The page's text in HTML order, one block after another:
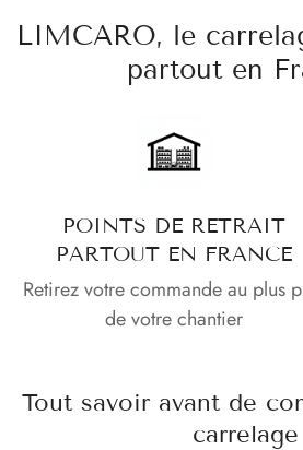
LIMCARO, le
partout en
POINTS DE RETRAIT
PARTOUT EN FRANCE
Retirez votre commande au plus
de votre chantier
Tout savoir avant de
carrelage